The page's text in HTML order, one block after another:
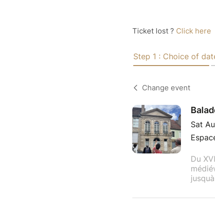
Ticket lost ? Click here
Step 1 : Choice of
Change event
Sat
Du